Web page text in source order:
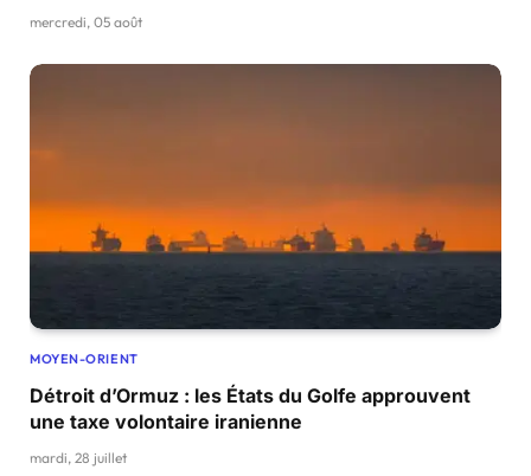
mercredi, 05 août
MOYEN-ORIENT
Détroit d’Ormuz : les États du Golfe approuvent
une taxe volontaire iranienne
mardi, 28 juillet